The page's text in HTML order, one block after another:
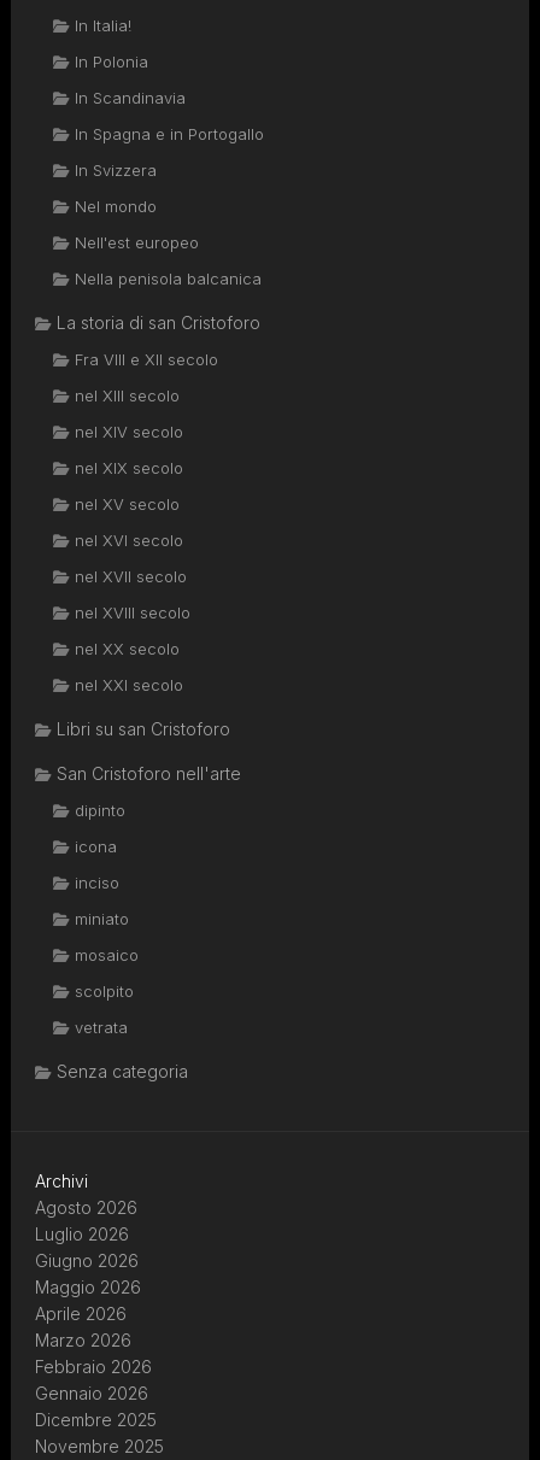
In Italia!
In Polonia
In Scandinavia
In Spagna e in Portogallo
In Svizzera
Nel mondo
Nell'est europeo
Nella penisola balcanica
La storia di san Cristoforo
Fra VIII e XII secolo
nel XIII secolo
nel XIV secolo
nel XIX secolo
nel XV secolo
nel XVI secolo
nel XVII secolo
nel XVIII secolo
nel XX secolo
nel XXI secolo
Libri su san Cristoforo
San Cristoforo nell'arte
dipinto
icona
inciso
miniato
mosaico
scolpito
vetrata
Senza categoria
Archivi
Agosto 2026
Luglio 2026
Giugno 2026
Maggio 2026
Aprile 2026
Marzo 2026
Febbraio 2026
Gennaio 2026
Dicembre 2025
Novembre 2025